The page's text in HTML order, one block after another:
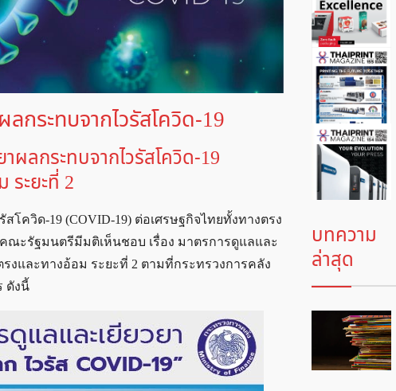
กระทบจากไวรัสโควิด-19
ผลกระทบจากไวรัสโควิด-19
ระยะที่ 2
โควิด-19 (COVID-19) ต่อเศรษฐกิจไทยทั้งทางตรง
ณะรัฐมนตรีมีมติเห็นชอบ เรื่อง มาตรการดูแลและ
รงและทางอ้อม ระยะที่ 2 ตามที่กระทรวงการคลัง
ดังนี้
บทความ
ล่าสุด